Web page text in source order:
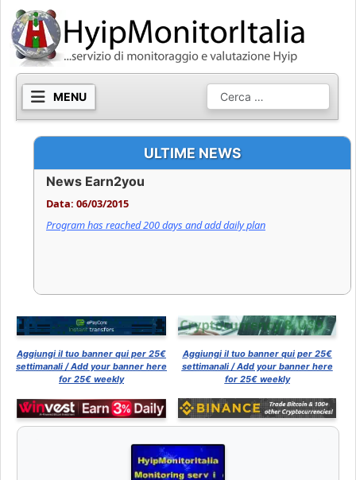
Cerca
ULTIME NEWS
News Earn2you
Data: 06/03/2015
Program has reached 200 days and add daily plan
LEGGI TUTTO …
Aggiungi il tuo banner qui per 25€
settimanali / Add your banner here
for 25€ weekly
Aggiungi il tuo banner qui per 25€
settimanali / Add your banner here
for 25€ weekly